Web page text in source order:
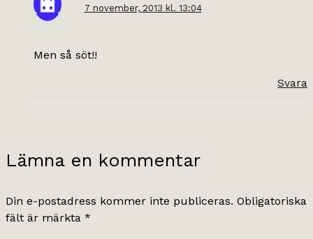
7 november, 2013 kl. 13:04
Men så söt!!
Svara
Lämna en kommentar
Din e-postadress kommer inte publiceras. Obligatoriska
fält är märkta *